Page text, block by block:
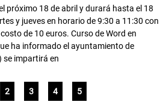
próximo 18 de abril y durará hasta el 18
y jueves en horario de 9:30 a 11:30 con
de 10 euros. Curso de Word en
ha informado el ayuntamiento de
se impartirá en
2 3 4 5